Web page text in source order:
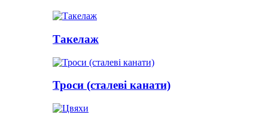
Такелаж
Троси (сталеві канати)